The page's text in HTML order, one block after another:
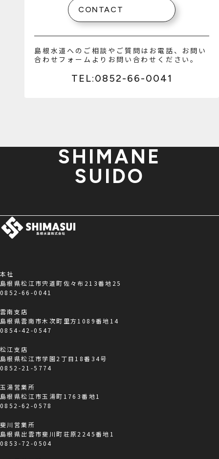
CONTACT
島根水道へのご相談やご質問はお電話、お問い
合わせフォームよりお問い合わせください。
TEL:0852-66-0041
SHIMANE
SUIDO
本社
島根県松江市宍道町佐々布213番地25
0852-66-0041
雲南支店
島根県雲南市木次町里方1089番地14
0854-42-0547
松江支店
島根県松江市学園2丁目18番34号
0852-21-5774
玉湯営業所
島根県松江市玉湯町1763番地1
0852-62-0578
斐川営業所
島根県出雲市斐川町荘原2245番地1
0853-72-0504